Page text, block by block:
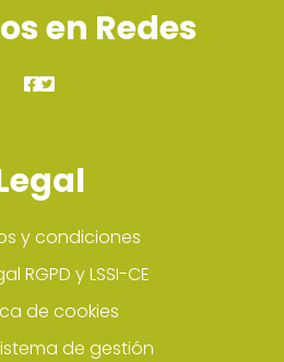
en Redes
y condiciones
RGPD y LSSI-CE
de cookies
de gestión